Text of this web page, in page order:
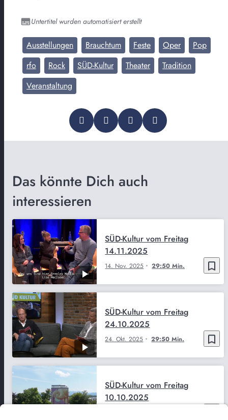
Untertitel wurden automatisiert erstellt
Ausstellungen Brauchtum Feste Oper
Pop
rfo
Rock SÜD-Kultur Theater
Tradition
Veranstaltung
Das könnte Dich auch
interessieren
bookmark_border
14. Nov. 2025 29:50 Min.
SÜD-Kultur vom Freitag
14.11.2025
bookmark_border
24. Okt. 2025 29:50 Min.
SÜD-Kultur vom Freitag
24.10.2025
SÜD-Kultur vom Freitag
10.10.2025